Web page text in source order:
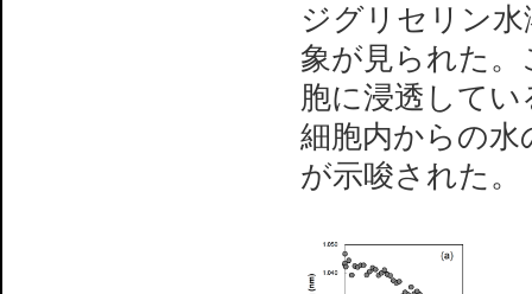
ジグリセリン
象が見られた
胞に浸透して
細胞内からの
が示唆された。